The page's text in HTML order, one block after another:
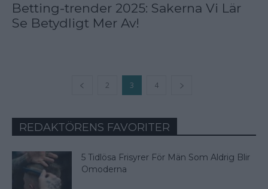
Betting-trender 2025: Sakerna Vi Lär
Se Betydligt Mer Av!
2 3 4
REDAKTÖRENS FAVORITER
5 Tidlösa Frisyrer För Män Som Aldrig Blir
Omoderna